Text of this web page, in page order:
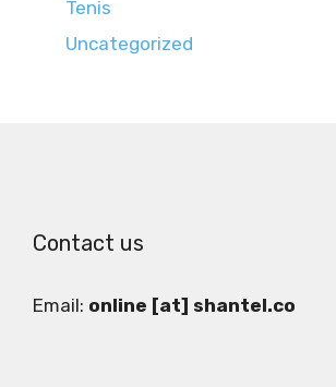
Tenis
Uncategorized
Contact us
Email: online [at] shantel.co